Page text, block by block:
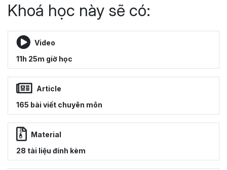
Khoá học này sẽ có:
Video
11h 25m giờ học
Article
165 bài viết chuyên môn
Material
28 tài liệu đính kèm